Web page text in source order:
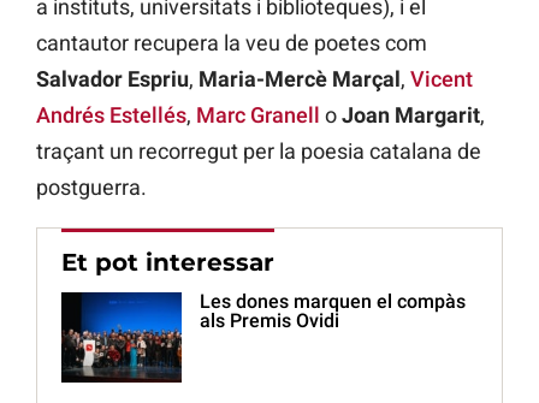
a instituts, universitats i biblioteques), i el
cantautor recupera la veu de poetes com
Salvador Espriu, Maria-Mercè Marçal, Vicent
Andrés Estellés, Marc Granell oJoan Margarit,
traçant un recorregut per la poesia catalana de
postguerra.
Et pot interessar
Les dones marquen el compàs
als Premis Ovidi